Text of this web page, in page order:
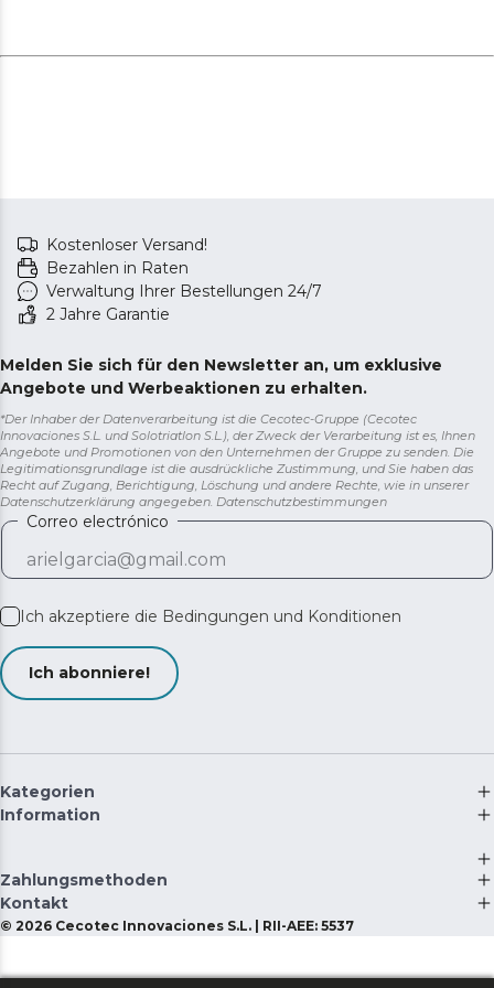
Kostenloser Versand!
Bezahlen in Raten
Verwaltung Ihrer Bestellungen 24/7
2 Jahre Garantie
Melden Sie sich für den Newsletter an, um exklusive
Angebote und Werbeaktionen zu erhalten.
*Der Inhaber der Datenverarbeitung ist die Cecotec-Gruppe (Cecotec
Innovaciones S.L. und Solotriatlon S.L.), der Zweck der Verarbeitung ist es, Ihnen
Angebote und Promotionen von den Unternehmen der Gruppe zu senden. Die
Legitimationsgrundlage ist die ausdrückliche Zustimmung, und Sie haben das
Recht auf Zugang, Berichtigung, Löschung und andere Rechte, wie in unserer
Datenschutzerklärung angegeben. Datenschutzbestimmungen
Correo electrónico
Ich akzeptiere die Bedingungen und Konditionen
Ich abonniere!
Kategorien
Information
Zahlungsmethoden
Kontakt
© 2026 Cecotec Innovaciones S.L. | RII-AEE: 5537